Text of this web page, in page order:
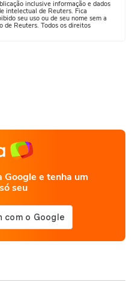
inclusive informação e dados
intelectual de Reuters. Fica
seu uso ou de seu nome sem a
de Reuters. Todos os direitos
Google e tenha um
seu